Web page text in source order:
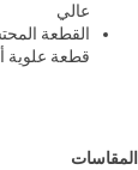
عالي
القطعة
قطعة علوية
المقاسات